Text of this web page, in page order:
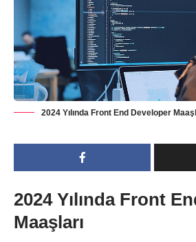
2024 Yılında Front End Developer
2024 Yılında Front
Maaşları